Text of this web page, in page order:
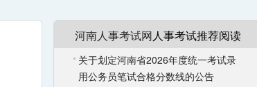
河南人事考试网人事考试推荐阅读
关于划定河南省2026年度统一考试录
用公务员笔试合格分数线的公告